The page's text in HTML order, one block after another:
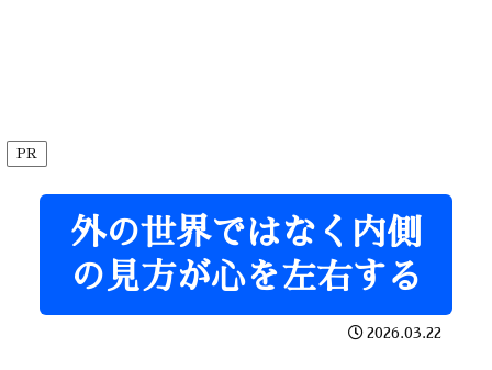
PR
外の世界ではなく内側
の見方が心を左右する
2026.03.22